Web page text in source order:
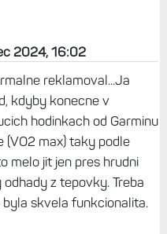
prosinec 2024, 15:05
že mi během toho, co
v pedálech, vzrostla
ale přitom fitness věk je
že mi váha ukazuje
btw 21,5...